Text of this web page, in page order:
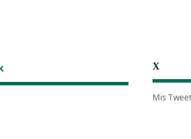
X
Mis